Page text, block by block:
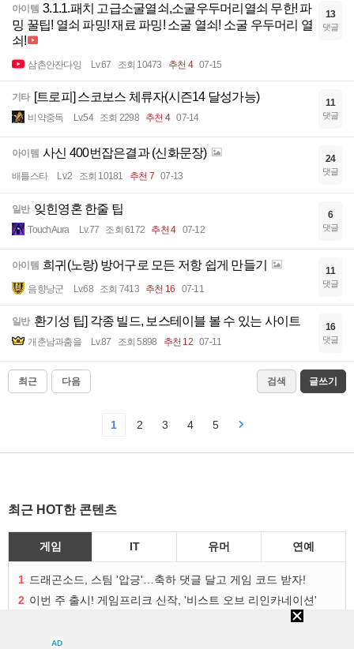
아이템 3.1.1.패치 고급소굴열쇠,소굴우두머리열쇠 무한! 파
밍 꿀팁! 열쇠 파밍! 재료 파밍! 소굴 열쇠! 소굴 우두머리 열
쇠!
삼촌안잔다잉 Lv.67 조회 10473 추천 4 07-15
13
댓글
기타 [트로피] 스코보스 체류자(시즌14 달성가능)
비약중독 Lv.54 조회 2298 추천 4 07-14
11
댓글
아이템 사신 400번잡은결과 (신화문장)
배틀스타 Lv.2 조회 10181 추천 7 07-13
24
댓글
일반 잊힌영혼 한줄 팁
TouchAura Lv.77 조회 6172 추천 4 07-12
6
댓글
아이템 희귀(노랑) 방어구로 모든 저항 쉽게 만들기
음향낭군 Lv.68 조회 7413 추천 16 07-11
11
댓글
일반 환기성 팁] 각종 빌드, 보스테이블 볼 수 있는 사이트
개춘남과춤을 Lv.87 조회 5898 추천 12 07-11
16
댓글
최근 다음 검색 글쓰기
1 2 3 4 5
최근 HOT한 콘텐츠
게임 IT 유머 연예
1 드래곤소드, 스팀 '압긍'…축하 댓글 달고 게임 코드 받자!
2 이번 주 출시! 게임프리크 신작, '비스트 오브 리인카네이션'
디바 잇는 '오버워치 한국 영웅', 메카 파일럿 디몬 나온다
AD